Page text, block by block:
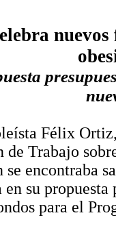
Félix
de Trabajo
encontraba
su propuesta
para el